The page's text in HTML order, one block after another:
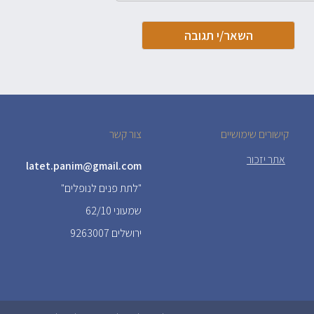
צור קשר
latet.panim@gmail.com
"לתת פנים לנופלים"
שמעוני 62/10
ירושלים 9263007
קישורים שימושיים
אתר יזכור